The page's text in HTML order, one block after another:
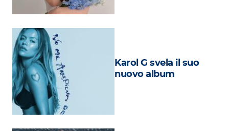
News
Musica
Cultura
Attualità
Costume
Extra
Karol G svela il suo
nuovo album